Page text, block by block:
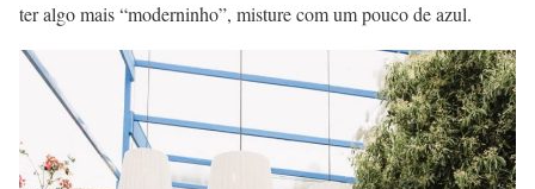
ter algo mais “moderninho”, misture com um pouco de azul.